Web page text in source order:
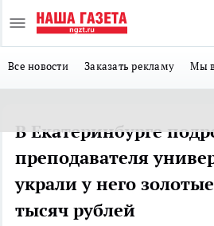
Все новости Заказать рекламу Мы
В Екатеринбурге
преподавателя
украли у него
тысяч рублей